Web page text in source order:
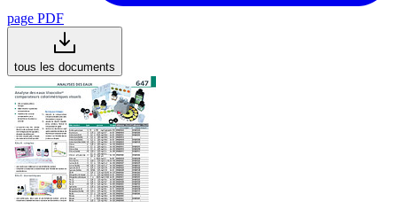
page PDF
tous les documents